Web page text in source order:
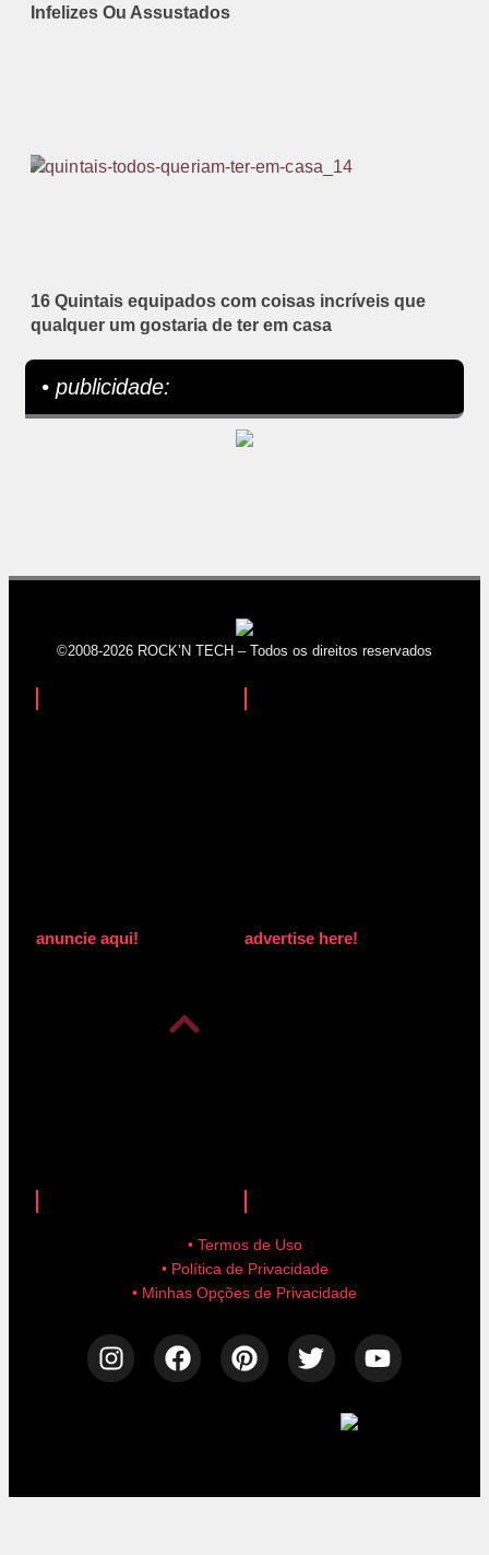
Infelizes Ou Assustados
16 Quintais equipados com coisas incríveis que
qualquer um gostaria de ter em casa
• publicidade:
©2008-2026 ROCK’N TECH – Todos os direitos reservados
anuncie aqui! advertise here!
• Termos de Uso
• Política de Privacidade
• Minhas Opções de Privacidade